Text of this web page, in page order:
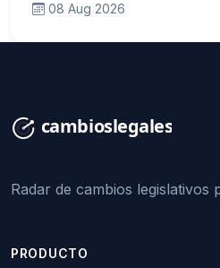
08 Aug 2026
Radar de cambios legislativos
PRODUCTO